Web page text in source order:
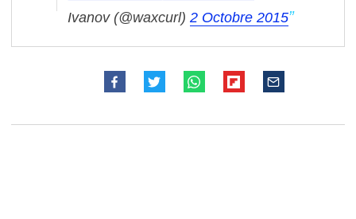
Ivanov (@waxcurl) 2 Octobre 2015